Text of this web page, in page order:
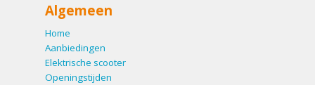
Algemeen
Home
Aanbiedingen
Elektrische scooter
Openingstijden